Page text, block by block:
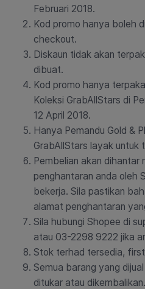
Februari 2018.
Kod promo hanya boleh
checkout.
Diskaun tidak akan
dibuat.
Kod promo hanya
Koleksi GrabAllStars di
12 April 2018.
Hanya Pemandu Gold &
GrabAllStars layak untuk
Pembelian akan dihantar
penghantaran anda oleh
bekerja. Sila pastikan
alamat penghantaran
Sila hubungi Shopee di
atau 03-2298 9222 jika
Stok terhad tersedia,
Semua barang yang
ditukar atau dikembalikan.